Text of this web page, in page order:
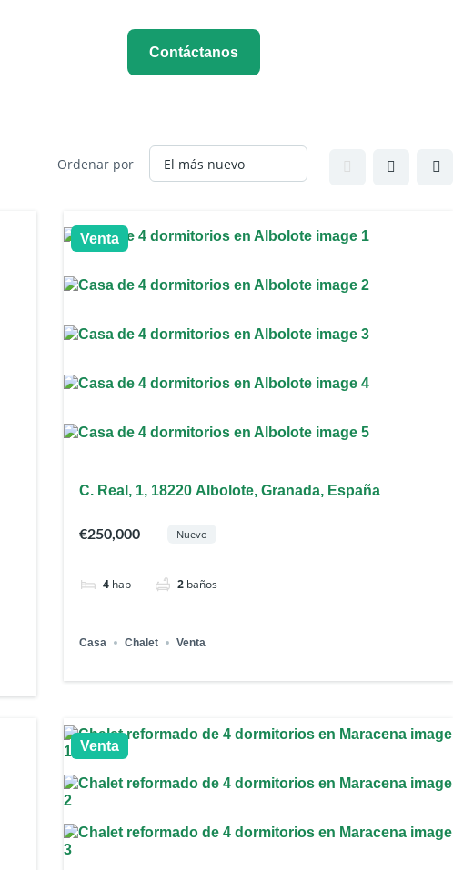
Contáctanos
Ordenar por
Venta
C. Real, 1, 18220 Albolote, Granada, España
€250,000 Nuevo
4 hab 2 baños
Casa Chalet Venta
Venta